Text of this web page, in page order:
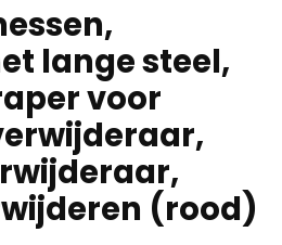
lange steel,
voor
(rood)